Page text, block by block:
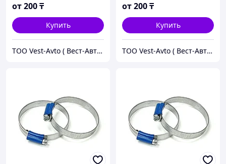
от200₸
Купить
ТОО Vest-Avto ( Вест-Авто )
от200₸
Купить
ТОО Vest-Avto ( Вест-Авто )